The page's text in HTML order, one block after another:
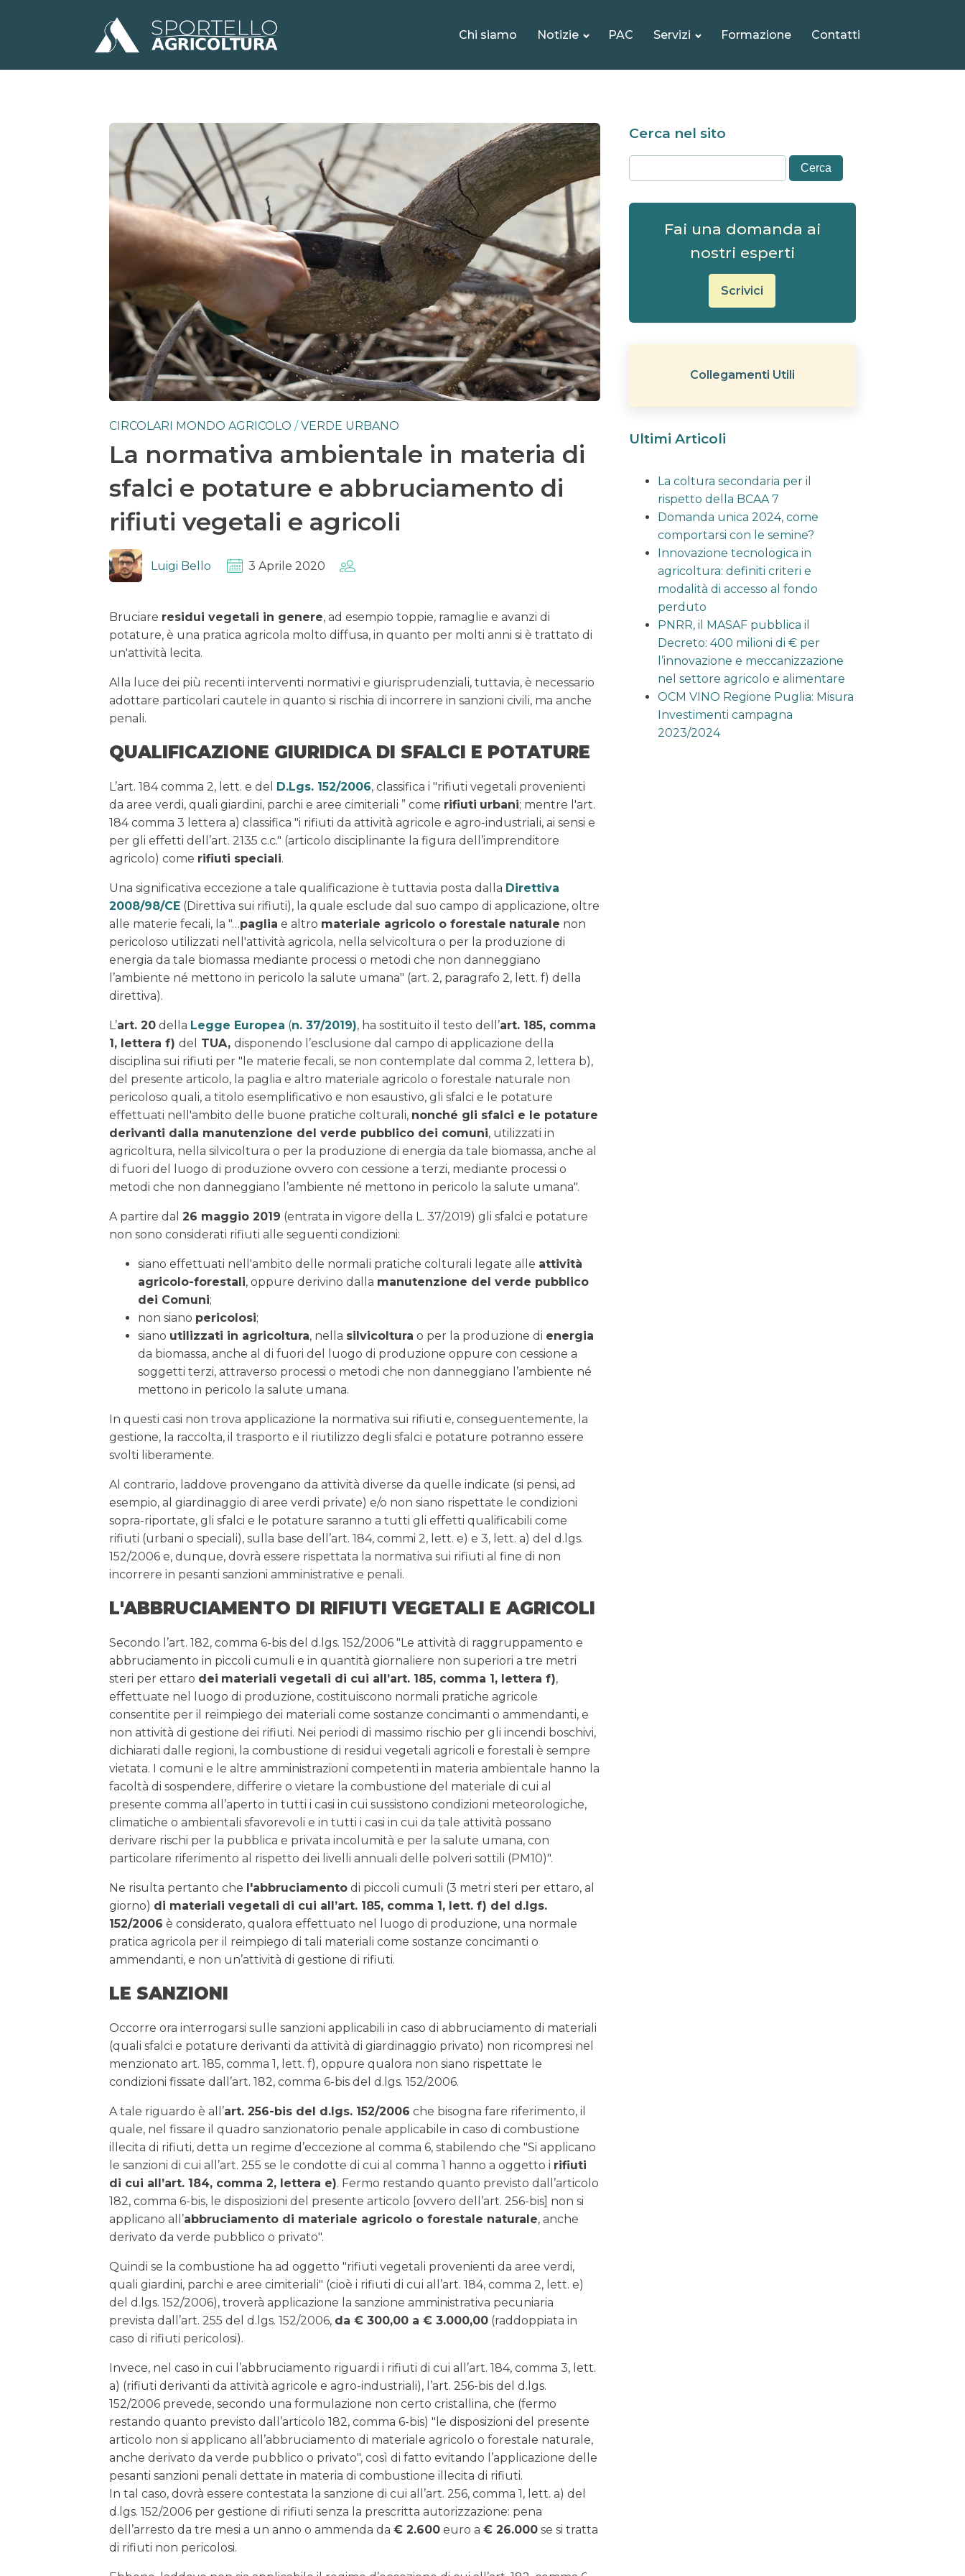
Chi siamo Notizie PAC Servizi Formazione Contatti
CIRCOLARI MONDO AGRICOLO / VERDE URBANO
La normativa ambientale in materia di
sfalci e potature e abbruciamento di
rifiuti vegetali e agricoli
Luigi Bello 3 Aprile 2020
Bruciare residui vegetali in genere, ad esempio toppie, ramaglie e avanzi di
potature, è una pratica agricola molto diffusa, in quanto per molti anni si è trattato di
un'attività lecita.
Alla luce dei più recenti interventi normativi e giurisprudenziali, tuttavia, è necessario
adottare particolari cautele in quanto si rischia di incorrere in sanzioni civili, ma anche
penali.
QUALIFICAZIONE GIURIDICA DI SFALCI E POTATURE
L’art. 184 comma 2, lett. e del D.Lgs. 152/2006, classifica i "rifiuti vegetali provenienti
da aree verdi, quali giardini, parchi e aree cimiteriali ” come rifiuti urbani; mentre l'art.
184 comma 3 lettera a) classifica "i rifiuti da attività agricole e agro-industriali, ai sensi e
per gli effetti dell’art. 2135 c.c." (articolo disciplinante la figura dell’imprenditore
agricolo) come rifiuti speciali.
Una significativa eccezione a tale qualificazione è tuttavia posta dalla Direttiva
2008/98/CE (Direttiva sui rifiuti), la quale esclude dal suo campo di applicazione, oltre
alle materie fecali, la "…paglia e altro materiale agricolo o forestale naturale non
pericoloso utilizzati nell'attività agricola, nella selvicoltura o per la produzione di
energia da tale biomassa mediante processi o metodi che non danneggiano
l’ambiente né mettono in pericolo la salute umana" (art. 2, paragrafo 2, lett. f) della
direttiva).
L’art. 20 della Legge Europea (n. 37/2019), ha sostituito il testo dell’art. 185, comma
1, lettera f) del TUA, disponendo l’esclusione dal campo di applicazione della
disciplina sui rifiuti per "le materie fecali, se non contemplate dal comma 2, lettera b),
del presente articolo, la paglia e altro materiale agricolo o forestale naturale non
pericoloso quali, a titolo esemplificativo e non esaustivo, gli sfalci e le potature
effettuati nell'ambito delle buone pratiche colturali, nonché gli sfalci e le potature
derivanti dalla manutenzione del verde pubblico dei comuni, utilizzati in
agricoltura, nella silvicoltura o per la produzione di energia da tale biomassa, anche al
di fuori del luogo di produzione ovvero con cessione a terzi, mediante processi o
metodi che non danneggiano l’ambiente né mettono in pericolo la salute umana".
A partire dal 26 maggio 2019 (entrata in vigore della L. 37/2019) gli sfalci e potature
non sono considerati rifiuti alle seguenti condizioni:
siano effettuati nell'ambito delle normali pratiche colturali legate alle attività
agricolo-forestali, oppure derivino dalla manutenzione del verde pubblico
dei Comuni;
non siano pericolosi;
siano utilizzati in agricoltura, nella silvicoltura o per la produzione di energia
da biomassa, anche al di fuori del luogo di produzione oppure con cessione a
soggetti terzi, attraverso processi o metodi che non danneggiano l’ambiente né
mettono in pericolo la salute umana.
In questi casi non trova applicazione la normativa sui rifiuti e, conseguentemente, la
gestione, la raccolta, il trasporto e il riutilizzo degli sfalci e potature potranno essere
svolti liberamente.
Al contrario, laddove provengano da attività diverse da quelle indicate (si pensi, ad
esempio, al giardinaggio di aree verdi private) e/o non siano rispettate le condizioni
sopra-riportate, gli sfalci e le potature saranno a tutti gli effetti qualificabili come
rifiuti (urbani o speciali), sulla base dell’art. 184, commi 2, lett. e) e 3, lett. a) del d.lgs.
152/2006 e, dunque, dovrà essere rispettata la normativa sui rifiuti al fine di non
incorrere in pesanti sanzioni amministrative e penali.
L'ABBRUCIAMENTO DI RIFIUTI VEGETALI E AGRICOLI
Secondo l’art. 182, comma 6-bis del d.lgs. 152/2006 "Le attività di raggruppamento e
abbruciamento in piccoli cumuli e in quantità giornaliere non superiori a tre metri
steri per ettaro dei materiali vegetali di cui all’art. 185, comma 1, lettera f),
effettuate nel luogo di produzione, costituiscono normali pratiche agricole
consentite per il reimpiego dei materiali come sostanze concimanti o ammendanti, e
non attività di gestione dei rifiuti. Nei periodi di massimo rischio per gli incendi boschivi,
dichiarati dalle regioni, la combustione di residui vegetali agricoli e forestali è sempre
vietata. I comuni e le altre amministrazioni competenti in materia ambientale hanno la
facoltà di sospendere, differire o vietare la combustione del materiale di cui al
presente comma all’aperto in tutti i casi in cui sussistono condizioni meteorologiche,
climatiche o ambientali sfavorevoli e in tutti i casi in cui da tale attività possano
derivare rischi per la pubblica e privata incolumità e per la salute umana, con
particolare riferimento al rispetto dei livelli annuali delle polveri sottili (PM10)".
Ne risulta pertanto che l'abbruciamento di piccoli cumuli (3 metri steri per ettaro, al
giorno) di materiali vegetali di cui all’art. 185, comma 1, lett. f) del d.lgs.
152/2006 è considerato, qualora effettuato nel luogo di produzione, una normale
pratica agricola per il reimpiego di tali materiali come sostanze concimanti o
ammendanti, e non un’attività di gestione di rifiuti.
LE SANZIONI
Occorre ora interrogarsi sulle sanzioni applicabili in caso di abbruciamento di materiali
(quali sfalci e potature derivanti da attività di giardinaggio privato) non ricompresi nel
menzionato art. 185, comma 1, lett. f), oppure qualora non siano rispettate le
condizioni fissate dall’art. 182, comma 6-bis del d.lgs. 152/2006.
A tale riguardo è all’art. 256-bis del d.lgs. 152/2006 che bisogna fare riferimento, il
quale, nel fissare il quadro sanzionatorio penale applicabile in caso di combustione
illecita di rifiuti, detta un regime d’eccezione al comma 6, stabilendo che "Si applicano
le sanzioni di cui all’art. 255 se le condotte di cui al comma 1 hanno a oggetto i rifiuti
di cui all’art. 184, comma 2, lettera e). Fermo restando quanto previsto dall’articolo
182, comma 6-bis, le disposizioni del presente articolo [ovvero dell’art. 256-bis] non si
applicano all’abbruciamento di materiale agricolo o forestale naturale, anche
derivato da verde pubblico o privato".
Quindi se la combustione ha ad oggetto "rifiuti vegetali provenienti da aree verdi,
quali giardini, parchi e aree cimiteriali" (cioè i rifiuti di cui all’art. 184, comma 2, lett. e)
del d.lgs. 152/2006), troverà applicazione la sanzione amministrativa pecuniaria
prevista dall’art. 255 del d.lgs. 152/2006, da € 300,00 a € 3.000,00 (raddoppiata in
caso di rifiuti pericolosi).
Invece, nel caso in cui l’abbruciamento riguardi i rifiuti di cui all’art. 184, comma 3, lett.
a) (rifiuti derivanti da attività agricole e agro-industriali), l’art. 256-bis del d.lgs.
152/2006 prevede, secondo una formulazione non certo cristallina, che (fermo
restando quanto previsto dall’articolo 182, comma 6-bis) "le disposizioni del presente
articolo non si applicano all’abbruciamento di materiale agricolo o forestale naturale,
anche derivato da verde pubblico o privato", così di fatto evitando l’applicazione delle
pesanti sanzioni penali dettate in materia di combustione illecita di rifiuti.
In tal caso, dovrà essere contestata la sanzione di cui all’art. 256, comma 1, lett. a) del
d.lgs. 152/2006 per gestione di rifiuti senza la prescritta autorizzazione: pena
dell’arresto da tre mesi a un anno o ammenda da € 2.600 euro a € 26.000 se si tratta
di rifiuti non pericolosi.
Cerca nel sito
Fai una domanda ai
nostri esperti
Scrivici
Collegamenti Utili
Ultimi Articoli
La coltura secondaria per il
rispetto della BCAA 7
Domanda unica 2024, come
comportarsi con le semine?
Innovazione tecnologica in
agricoltura: definiti criteri e
modalità di accesso al fondo
perduto
PNRR, il MASAF pubblica il
Decreto: 400 milioni di € per
l’innovazione e meccanizzazione
nel settore agricolo e alimentare
OCM VINO Regione Puglia: Misura
Investimenti campagna
2023/2024